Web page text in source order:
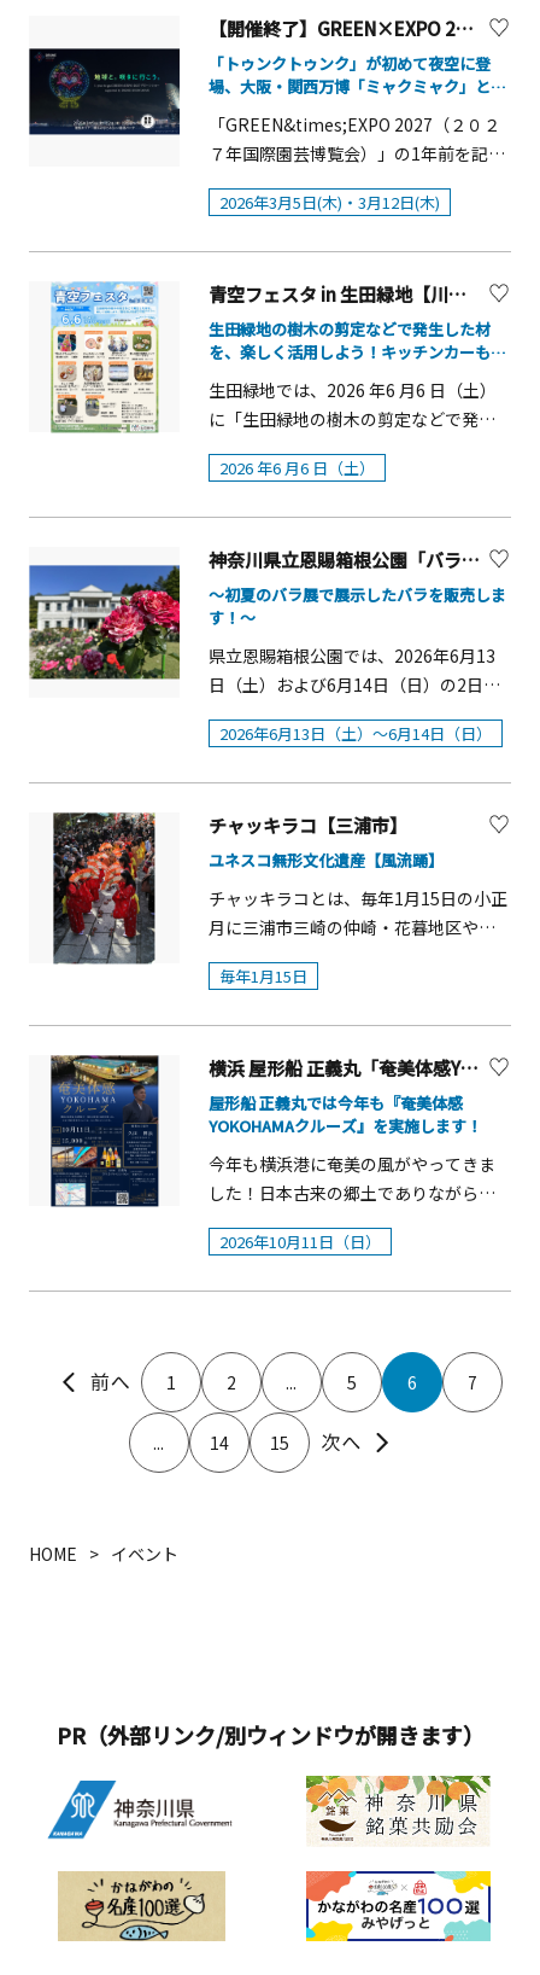
ップ（日暮れ時から21：00まで）・花
手水、つるし雛、限定御朱印（終
日）・秦野名水仕込みの甘酒（10：00
～16：00）・ストリートピアノ（10：
00～16：00）・秦野ゆかりの名産品・
露店（10：00～16：00）
請 文化振興課へ電話
（0463-86-6309) ・参 加 費 ：無料
に、過去と未来、あるいは彼方へとつ
ながる想像の旅を通じて、静かに、あ
るいは力強くわきあがる作品の響きと
共鳴し、躍動する創造の鼓動をご体感
ください。&nbsp;&nbsp;ポーラ美術館
は、印象派を中心としたアジア有数の
近代絵画コレクションを核に、現代美
術の第一線で国際的に活躍する作家の
紹介や、美術史を跡付ける重要な作品
要■会期：2025年12月13日（土）～
2026年5月31日（日）■会場：ポーラ
美術館 展示室1、2、3■主催：公益財
団法人ポーラ美術振興財団 ポーラ美術
館■後援：箱根町、箱根町教育委員会
■企画：今井敬子（ポーラ美術館学芸
部課長）、内呂博之（ポーラ美術館主
和晃平、大巻伸嗣、丸山直文、イケム
ラレイコ、小川待子、杉本博司、チャ
ールズ・ワーグマン、クロード・モ
ネ、ポール・ゴーガン、フィンセン
ト・ファン・ゴッホ、アンリ・ルソ
ア、アンゼルム・キーファーほか
キ「地に木霊す」HIRAKU Projectは、
美術の表現と美術館の可能性を「ひら
手芸術家の在外研修助成」を受けた作
家の活動を紹介する展覧会シリーズで
す。第17回目となる今回は、伝統的な
ダカズキを紹介します。■会期：2025
年12月13日（土）～2026年5月31日
リウム ギャラリー■主催：公益財団法
企画：東海林洋（ポーラ美術館学芸
員）【ポーラ美術館】2002年に「箱根
の自然と美術の共生」をコンセプトに
神奈川県箱根町に開館。印象派から 20
世紀にかけての西洋絵画を中心とした
する一方で、現代美術の第一線で活躍
する作家たちの作品も収集・展示し、
同時代の表現へと展望を拡げている。
富士箱根伊豆国立公園という立地を生
かした森の遊歩道では四季折々の豊か
20日（金・祝）～22日（日）までの3日
間、「BASEGATE横浜関内OPENING
FESTIVAL」を開催します。
「BASEGATE横浜関内OPENING
FESTIVAL」は、街区コンセプトである
ならではの魅力を5つの催しで体験でき
マンスや、横浜の歴史・文化を体感で
きるマーケット、親子で楽しめるキッ
ズスペース、花を活用したフォトスポ
ットなど、世代を問わず楽しめる催し
をお楽しみください。 １．「GATE
ト」３．「BASE FLOWER GATE」４．
BASEGATEくじ」
【開催終了】GREEN×EXPO 2027の初ドローンショーを横浜で開催！【横浜市】
「トゥンクトゥンク」が初めて夜空に登
場、大阪・関西万博「ミャクミャク」との
「GREEN&times;EXPO 2027（２０２
７年国際園芸博覧会）」の1年前を記念
し開催する観覧無料のドローンショ！
2026年３月19日に開催１年前を迎える
上がりと応援する皆さまとの一体感を
高めるべく、３月５日（木）、12日
（木）の2日間「地球と。咲きに行こ
う。1 year to go. GREEN&times;EXPO
2027 ドローンショー supported by
市）」を開催します。ドローンショー
夜空にGREEN&times;EXPO2027のロ
ゴ、公式マスコットキャラクター「ト
ゥンクトゥンク」や
GREEN&times;EXPO 2027をイメージ
する花華などを夜空に描きます。ま
ンタッチする演出として、大阪・関西
ク」も登場し、トゥンクトゥンクとミ
ャクミャクが夜空で初共演します。開
催概要■イベント名地球と。咲きに行
GREEN&times;EXPO 2027 ドローンシ
ョー supported by DRONE SHOW
JAPAN&nbsp; &nbsp;■開催日時
2026年3月5日(木)・3月12日(木) 19:00
開始予定 ※約15分【注意事項】雨天・
強風等により、実施時間の変更または
中止になる可能性があります。予めご
了承ください。延期の場合でも、19:30
頃までに終了予定となります。■観覧
エリア臨港パーク（横浜市西区みなと
みらい1）観覧エリアではBGMと共にド
ローンショーをお楽しみいただけま
す。他のエリアからはドローンが見え
催：公益社団法人２０２７年国際園芸
博覧会協会、公益社団法人２０２５年
日本国際博覧会協会技術協力：株式会
社ドローンショー・ジャパン
2026年3月5日(木)・3月12日(木)
青空フェスタ in 生田緑地【川崎市】
生田緑地の樹木の剪定などで発生した材
を、楽しく活用しよう！キッチンカーも出
生田緑地では、2026 年6 月6 日（土）
に「生田緑地の樹木の剪定などで発生
した材を、楽しく活用しよう」をテー
マとした親子向けのイベントを開催し
ンでお絵描き」や「思いっきり外遊
び」「モルックで遊ぼう」など体を動
かすアクティビティ、他キッチンカー
などお楽しみください。概要■開催
日：2026 年6 月6 日（土）■時間：
所：メタセコイアの林と中央広場■主
ップや一部アクティビティ、飲食等は
有料）
2026 年6 月6 日（土）
神奈川県立恩賜箱根公園「バラの即売会」
～初夏のバラ展で展示したバラを販売しま
す！～
県立恩賜箱根公園では、2026年6月13
日（土）および6月14日（日）の2日
間、芦ノ湖や富士山を望む湖畔展望館
前の中央広場にて「初夏のバラ展」
当日はバラの販売のほか、体験型の催
しも予定しています。&nbsp; ①『バラ
の即売会』■開催日：2026年6月13日
（土）・14日（日）■時間：10：00～
■販売数：180鉢■料金：1,000円／鉢
目の購入は12：30以降から可能です※
例年、発売初日のお昼ごろ完売します
② 『芝っこを作ろう』芝の種を使っ
て、髪の毛のように育つ草を楽しむ工
ワークショップです。お子様から大人
まで気軽にご参加いただけます。■開
催日：2026年6月13日（土）■時間：
り■場所：湖畔展望館 1階 ③ 『ミニ
法人わかば会）』自分だけのミニチュ
アこけしを制作できる体験イベントで
す。■開催日：2026年6月13日（土）
■時間：13：00～15：00■場所：湖畔
展望館 2階
2026年6月13日（土）～6月14日（日）
チャッキラコ【三浦市】
ユネスコ無形文化遺産【風流踊】
チャッキラコとは、毎年1月15日の小正
月に三浦市三崎の仲崎・花暮地区や海
南神社で行われる豊漁・豊作や商売繁
盛などを祈願する踊りで、女性だけで
志』（宝暦6年（1756）刊行）の年中行
事の項に「〇初瀬踊 一名日ヤリ 十五日
女児集リ踊ル」とあることから約250年
前から伝承されてきたことが伺えま
す。また、踊りには2つの伝説が伝えら
原資盈の奥方盈渡姫が、庶民の娘に教
というものです。現在でも、下を向き、
真顔で踊っていますが、これは当時庶
民が殿様（源頼朝）の前で踊るとき
に、顔をあげて笑顔で踊ることができ
なかったことから由来していると言わ
演目に応じて使い分け、楽器類は伴わ
踊りです。踊りには、「ハツイセ」、
「チャッキラコ」、「二本踊り」、
「よささ節」、「鎌倉節」、「お伊勢
参り」の6種類があります。当日、午前
10時頃本宮の祠前で踊りを奉納、午前
10時30分頃海南神社境内の社殿前で踊
毎年1月15日
横浜 屋形船 正義丸「奄美体感YOKOHAMAクルーズ」
屋形船 正義丸では今年も『奄美体感
YOKOHAMAクルーズ』を実施します！
今年も横浜港に奄美の風がやってきま
した！日本古来の郷土でありながら独
特の文化を形成してきた鹿児島県奄美
大島。そのリズムを唄として文化を継
てください。まるで奄美を旅するよう
な心に残るひとときを。 第4回奄美体感
YOKOHAMAクルーズ 概要 ■開催日：
2026年10月11日（日）※荒天中止 ■運
る生ライブ・奄美の味覚フルコース料
理・町田酒造によるレア物の黒糖焼酎
飲み放題（その他のお酒も飲み放
題）・横浜クルージング
2026年10月11日（日）
1 2 ... 5 6 7
... 14 15
HOME イベント
PR（外部リンク/別ウィンドウが開きます）